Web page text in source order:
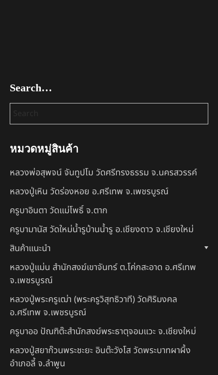
Search…
หมวดหมู่สินค้า
หลวงพ่อสุพจน์ จันทูปโม วัดศรีทรงธรรม จ.นครสวรรค์
หลวงปู่เหิน วัดร่องหอย อ.ศรีเทพ จ.เพชรบูรณ์
ครูบาอินตา วัดแม่โพธิ์ จ.ตาก
ครูบามานัส วัดใหม่น้ำรูบ้านน้ำรู อ.เชียงดาว จ.เชียงใหม่
สินค้าแนะนำ
หลวงปู่แม่น สำนักสงฆ์เขาจันทร์ ต.โค่กสะอาด อ.ศรีเทพ
จ.เพชรบูรณ์
หลวงปู่พระครูเฒ่า (พระครูวิสุทธิวาที) วัดศิริมงคล
อ.ศรีเทพ จ.เพชรบูรณ์
ครูบาออ ปัณฑิต๊ะสำนักสงฆ์พระธาตุจอมแวะ จ.เชียงใหม่
หลวงปู่สยาก๊วนพระชะยะ อินต๊ะวังโส วัดพระบาทผาผึ้ง
อำเภอลี้ จ.ลำพูน